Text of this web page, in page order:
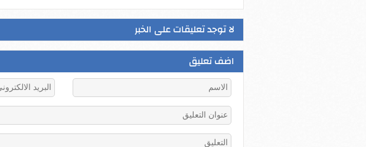
لا توجد تعليقات على الخبر
اضف تعليق